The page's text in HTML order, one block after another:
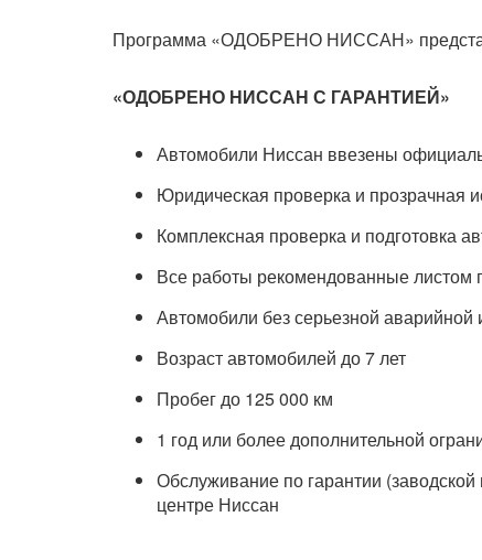
Программа «ОДОБРЕНО НИССАН»
«ОДОБРЕНО НИССАН С ГАРАНТИЕЙ»
Автомобили Ниссан ввезены
Юридическая проверка и прозрачная
Комплексная проверка и подготовка
Все работы рекомендованные листом
Автомобили без серьезной аварийной
Возраст автомобилей до 7 лет
Пробег до 125 000 км
1 год или более дополнительной
Обслуживание по гарантии
центре Ниссан